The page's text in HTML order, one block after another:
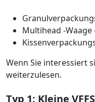
Multihead -Waage
Wenn Sie interessiert
weiterzulesen.
Typ 1: Kleine VFFS